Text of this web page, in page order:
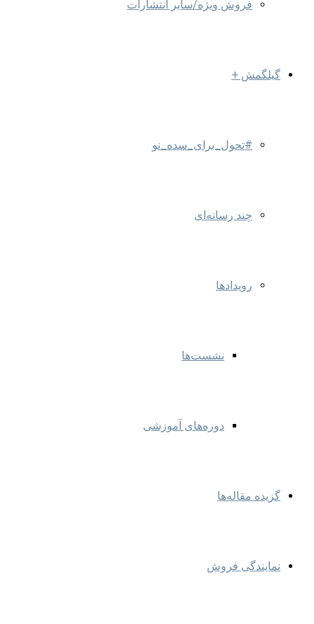
فروش ویژه/سایر انتشارات
گیلگمش +
#تحول_برای_سده_نو
چند رسانه‌ای
رویدادها
نشست‌ها
دوره‌های آموزشی
گزیده مقاله‌ها
نمایندگی‌ فروش